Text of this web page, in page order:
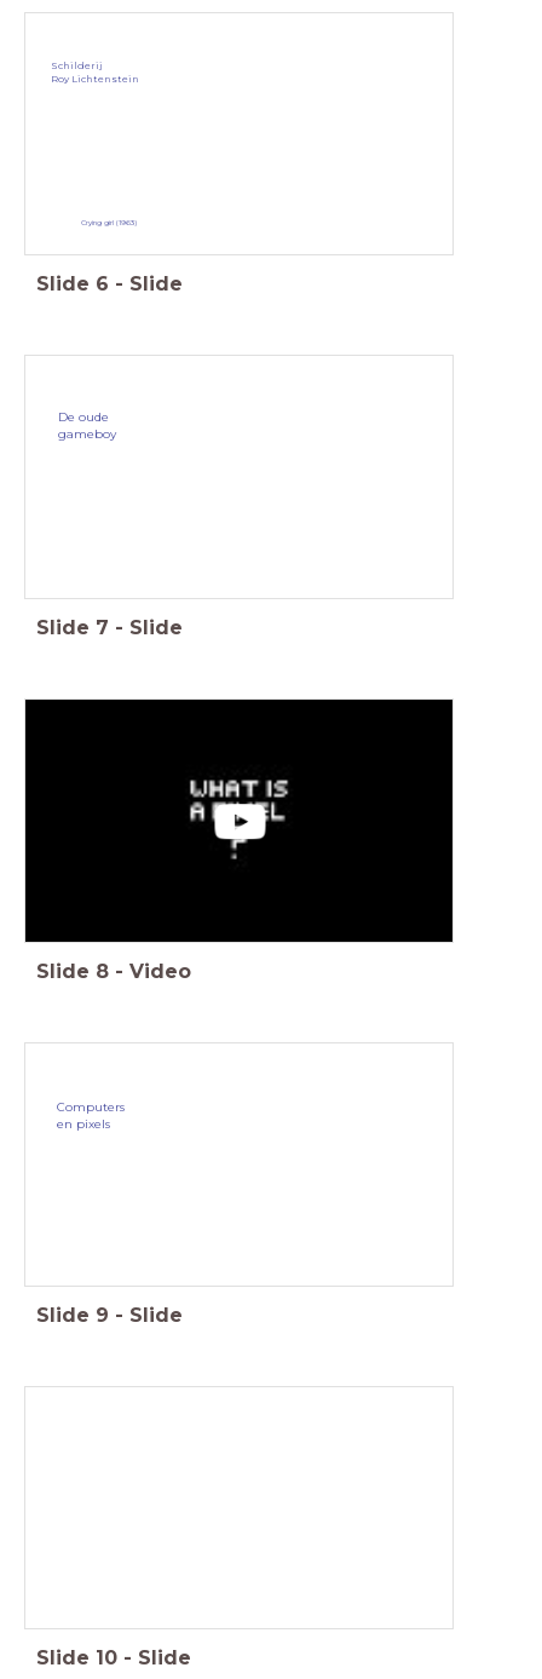
Schilderij
Roy Lichtenstein
Crying girl (1963)
Slide 6 - Slide
De oude
gameboy
Slide 7 - Slide
Slide 8 - Video
Computers
en pixels
Slide 9 - Slide
Slide 10 - Slide